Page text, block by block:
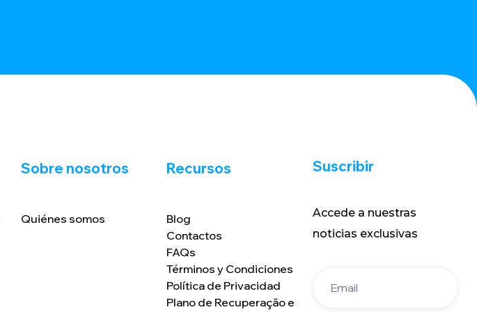
Sobre nosotros
Quiénes somos
Recursos
Blog
Contactos
FAQs
Términos y Condiciones
Política de Privacidad
Plano de Recuperação e
Suscribir
Accede a nuestras
noticias exclusivas